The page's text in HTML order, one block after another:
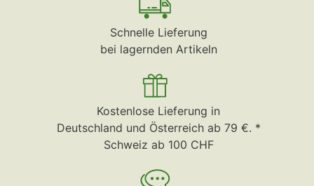
Schnelle Lieferung
bei lagernden Artikeln
Kostenlose Lieferung in
Deutschland und Österreich ab 79 €. *
Schweiz ab 100 CHF